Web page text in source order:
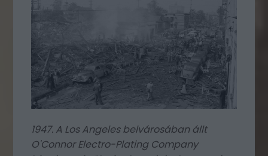
1947. A Los Angeles belvárosában állt
O'Connor Electro-Plating Company